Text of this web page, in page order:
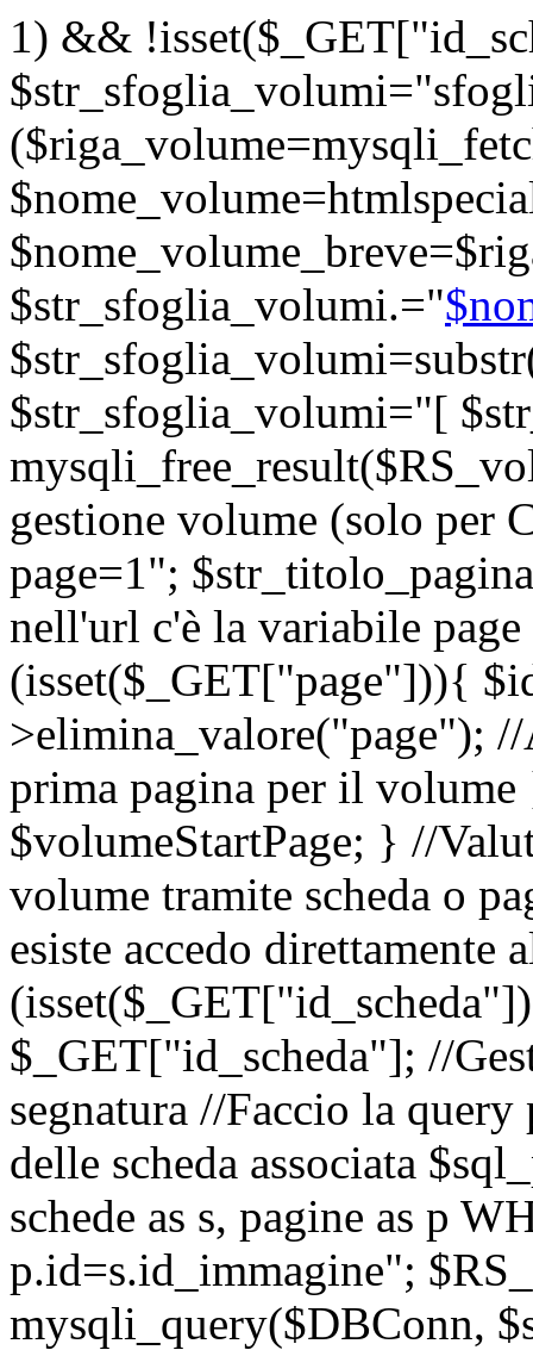
1) &&
$str_sfoglia_volumi.="
$str_sfoglia_volumi="[
gestione volume (solo per
page=1";
nell'url c'è la variabile
(isset($_GET["page"])){
>elimina_valore("page");
prima pagina per il
$volumeStartPage; } //
volume tramite scheda o
esiste accedo direttamente
$_GET["id_scheda"]; //
segnatura //Faccio la
delle scheda associata
schede as s, pagine as p
p.id=s.id_immagine";
mysqli_query($DBConn,